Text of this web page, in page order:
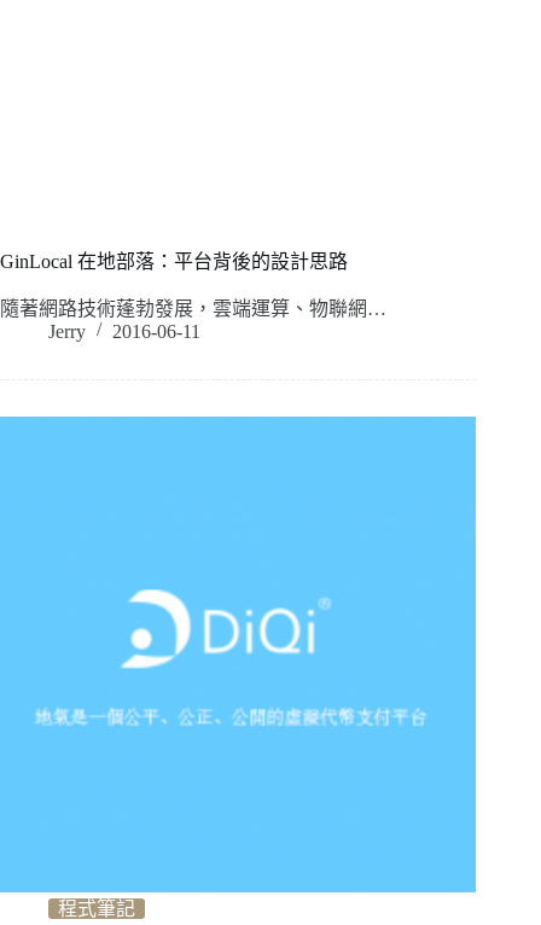
GinLocal 在地部落：平台背後的設計思路
隨著網路技術蓬勃發展，雲端運算、物聯網…
Jerry
2016-06-11
程式筆記